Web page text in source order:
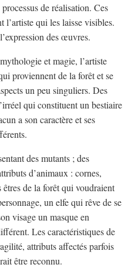
de réalisation. Ces
l’artiste qui les laisse visibles.
des œuvres.
et magie, l’artiste
proviennent de la forêt et se
un peu singuliers. Des
qui constituent un bestiaire
a son caractère et ses
des mutants ; des
d’animaux : cornes,
de la forêt qui voudraient
un elfe qui rêve de se
visage un masque en
Les caractéristiques de
attributs affectés parfois
être reconnu.